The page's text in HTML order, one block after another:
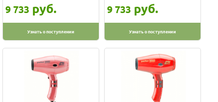
9 733 руб.
Узнать о поступлении
9 733 руб.
Узнать о поступлении